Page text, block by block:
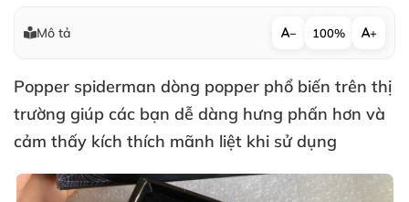
Mô tả − 100% +
Popper spiderman dòng popper phổ biến trên thị
trường giúp các bạn dễ dàng hưng phấn hơn và
cảm thấy kích thích mãnh liệt khi sử dụng